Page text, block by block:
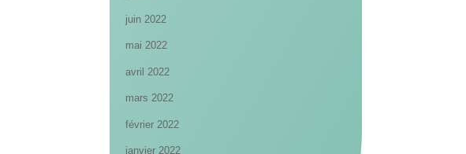
juin 2022
mai 2022
avril 2022
mars 2022
février 2022
janvier 2022